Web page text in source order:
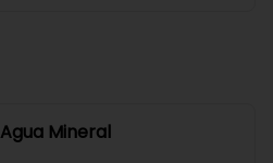
Agua Mineral